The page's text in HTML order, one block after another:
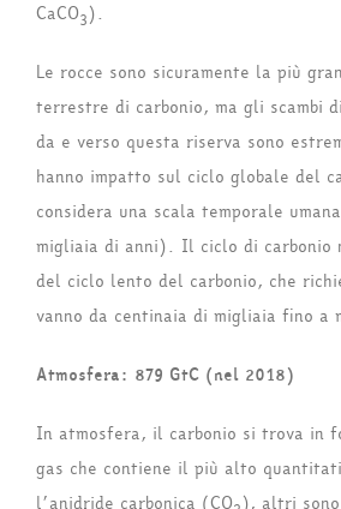
CaCO3).
Le rocce sono sicuramente la più
terrestre di carbonio, ma gli scambi
da e verso questa riserva sono
hanno impatto sul ciclo globale del
considera una scala temporale
migliaia di anni). Il ciclo di carbonio
del ciclo lento del carbonio, che
vanno da centinaia di migliaia fino a
Atmosfera: 879 GtC (nel 2018)
In atmosfera, il carbonio si trova in
gas che contiene il più alto
l’anidride carbonica (CO ), altri